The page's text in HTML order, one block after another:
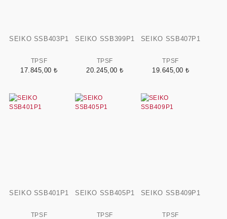
SEIKO SSB403P1
TPSF
17.845,00 ₺
SEIKO SSB399P1
TPSF
20.245,00 ₺
SEIKO SSB407P1
TPSF
19.645,00 ₺
SEIKO SSB401P1
TPSF
SEIKO SSB405P1
TPSF
SEIKO SSB409P1
TPSF